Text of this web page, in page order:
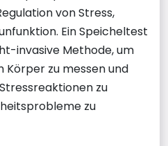
von Stress,
Ein Speicheltest
invasive Methode, um
Körper zu messen und
zu
zu